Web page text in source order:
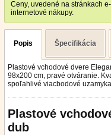
Ceny, uvedené na stránkach
internetové nákupy.
Popis Špecifikácia
Plastové vchodové dvere
98x200 cm, pravé otváranie.
spoľahlivé viacbodové
Plastové
dub